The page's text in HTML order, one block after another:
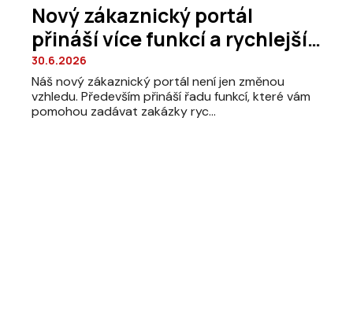
Nový zákaznický portál
přináší více funkcí a rychlejší
zadávání zakázek
30.6.2026
Náš nový zákaznický portál není jen změnou
vzhledu. Především přináší řadu funkcí, které vám
pomohou zadávat zakázky ryc...